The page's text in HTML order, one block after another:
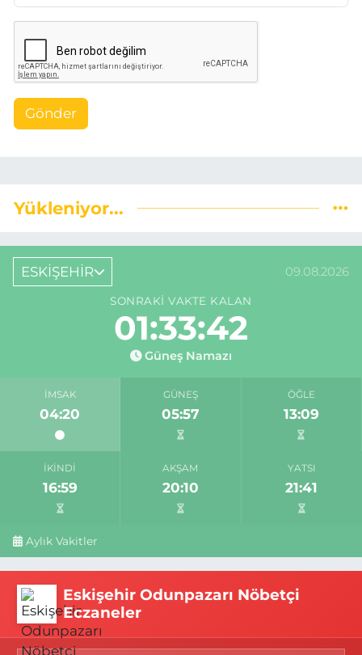
Gönder
Yükleniyor...
ESKİŞEHİR 09.08.2026
SONRAKI VAKTE KALAN
01:33:42
Güneş Namazı
İMSAK
04:20
GÜNEŞ
05:57
ÖĞLE
13:09
İKINDI
16:59
AKŞAM
20:10
YATSI
21:41
Aylık Vakitler
Eskişehir Odunpazarı Nöbetçi
Eczaneler